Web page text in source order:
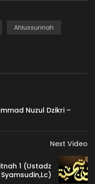
Ahlussunnah
Nuzul Dzikri –
Next Video
1 (Ustadz